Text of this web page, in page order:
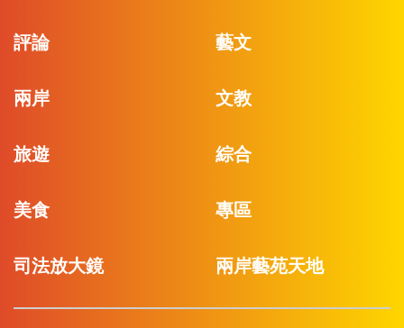
評論 藝文
兩岸 文教
旅遊 綜合
美食 專區
司法放大鏡 兩岸藝苑天地